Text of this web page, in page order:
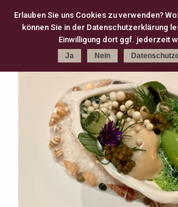
Kategorie Schlagworte
kreativ (301) Michelin (168)
Fine Dining (82)
Köln (79)
2 Michelin Stars (74)
französisch
neue deutsche Küche (63)
Casual
regional (58)
3 Michelin Stars (47)
Gault Millau (29)
japanisch (27)
Jeunes Restaurateurs (25)
Take
asiatisch (18)
Erlauben Sie uns Cookies zu verwenden?
können Sie in der Datenschutzerklärung
Einwilligung dort ggf. jederzeit
Ja Nein